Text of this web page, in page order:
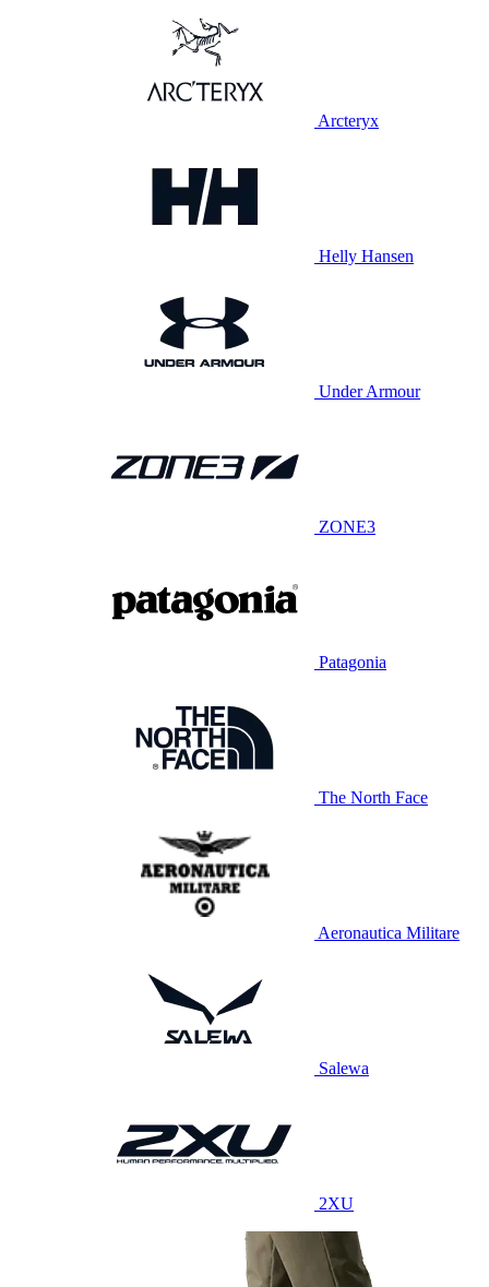
Arcteryx
Helly Hansen
Under Armour
ZONE3
Patagonia
The North Face
Aeronautica Militare
Salewa
2XU